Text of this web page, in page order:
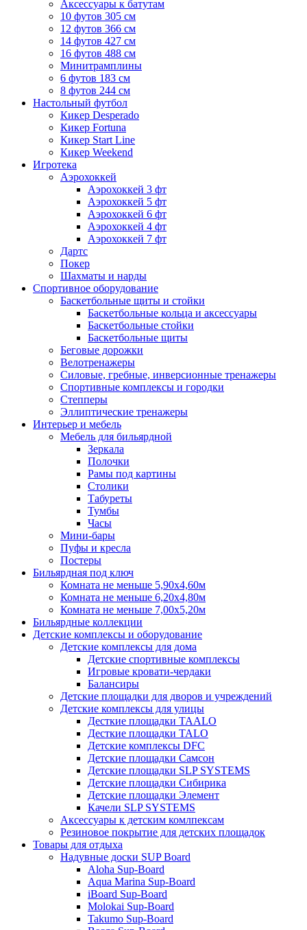
Аксессуары к батутам
10 футов 305 см
12 футов 366 см
14 футов 427 см
16 футов 488 см
Минитрамплины
6 футов 183 см
8 футов 244 см
Настольный футбол
Кикер Desperado
Кикер Fortuna
Кикер Start Line
Кикер Weekend
Игротека
Аэрохоккей
Аэрохоккей 3 фт
Аэрохоккей 5 фт
Аэрохоккей 6 фт
Аэрохоккей 4 фт
Аэрохоккей 7 фт
Дартс
Покер
Шахматы и нарды
Спортивное оборудование
Баскетбольные щиты и стойки
Баскетбольные кольца и аксессуары
Баскетбольные стойки
Баскетбольные щиты
Беговые дорожки
Велотренажеры
Силовые, гребные, инверсионные тренажеры
Спортивные комплексы и городки
Степперы
Эллиптические тренажеры
Интерьер и мебель
Мебель для бильярдной
Зеркала
Полочки
Рамы под картины
Столики
Табуреты
Тумбы
Часы
Мини-бары
Пуфы и кресла
Постеры
Бильярдная под ключ
Комната не меньше 5,90х4,60м
Комната не меньше 6,20х4,80м
Комната не меньше 7,00х5,20м
Бильярдные коллекции
Детские комплексы и оборудование
Детские комплексы для дома
Детские спортивные комплексы
Игровые кровати-чердаки
Балансиры
Детские площадки для дворов и учреждений
Детские комплексы для улицы
Десткие площадки TAALO
Десткие площадки TALO
Детские комплексы DFC
Детские площадки Самсон
Детские площадки SLP SYSTEMS
Детские площадки Сибирика
Детские площадки Элемент
Качели SLP SYSTEMS
Аксессуары к детским комлпексам
Резиновое покрытие для детских площадок
Товары для отдыха
Надувные доски SUP Board
Aloha Sup-Board
Aqua Marina Sup-Board
iBoard Sup-Board
Molokai Sup-Board
Takumo Sup-Board